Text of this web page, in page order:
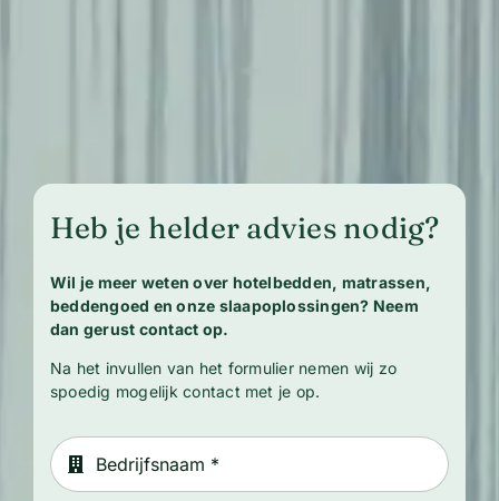
Heb je helder advies nodig?
Wil je meer weten over hotelbedden, matrassen,
beddengoed en onze slaapoplossingen? Neem
dan gerust contact op.
Na het invullen van het formulier nemen wij zo
spoedig mogelijk contact met je op.